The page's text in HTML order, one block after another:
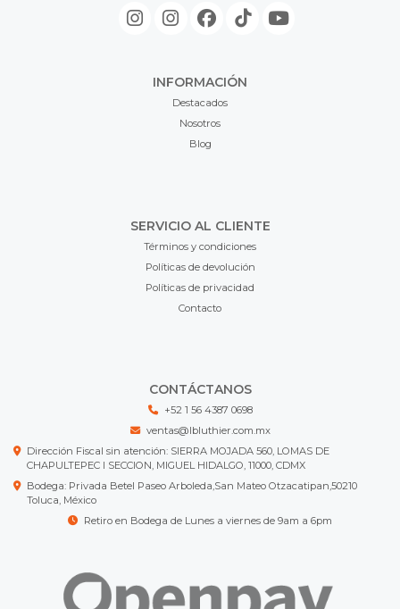
INFORMACIÓN
Destacados
Nosotros
Blog
SERVICIO AL CLIENTE
Términos y condiciones
Políticas de devolución
Políticas de privacidad
Contacto
CONTÁCTANOS
+52 1 56 4387 0698
ventas@lbluthier.com.mx
Dirección Fiscal sin atención: SIERRA MOJADA 560, LOMAS DE
CHAPULTEPEC I SECCION, MIGUEL HIDALGO, 11000, CDMX
Bodega: Privada Betel Paseo Arboleda,San Mateo Otzacatipan,50210
Toluca, México
Retiro en Bodega de Lunes a viernes de 9am a 6pm